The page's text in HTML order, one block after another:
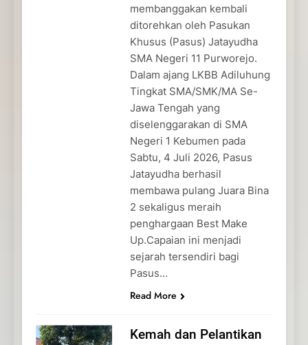
membanggakan kembali
ditorehkan oleh Pasukan
Khusus (Pasus) Jatayudha
SMA Negeri 11 Purworejo.
Dalam ajang LKBB Adiluhung
Tingkat SMA/SMK/MA Se-
Jawa Tengah yang
diselenggarakan di SMA
Negeri 1 Kebumen pada
Sabtu, 4 Juli 2026, Pasus
Jatayudha berhasil
membawa pulang Juara Bina
2 sekaligus meraih
penghargaan Best Make
Up.Capaian ini menjadi
sejarah tersendiri bagi
Pasus…
Read More
Kemah dan Pelantikan